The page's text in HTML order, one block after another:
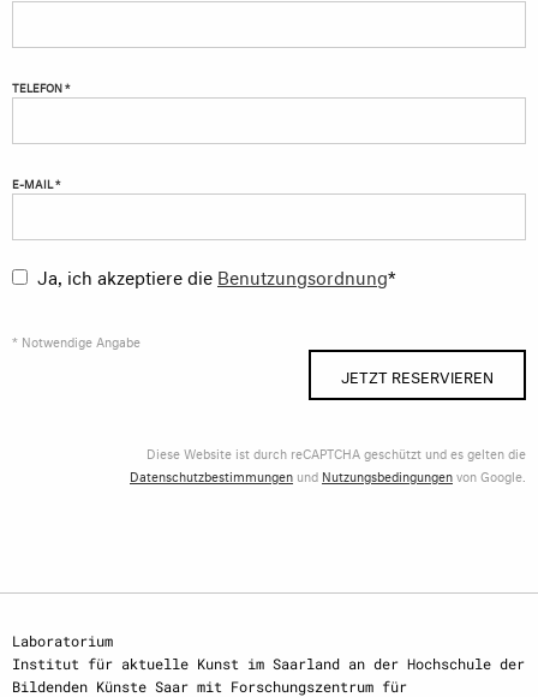
TELEFON *
E-MAIL *
Ja, ich akzeptiere die Benutzungsordnung*
* Notwendige Angabe
JETZT RESERVIEREN
Diese Website ist durch reCAPTCHA geschützt und es gelten die
Datenschutzbestimmungen und Nutzungsbedingungenvon Google.
Laboratorium
Institut für aktuelle Kunst im Saarland an der Hochschule der
Bildenden Künste Saar mit Forschungszentrum für